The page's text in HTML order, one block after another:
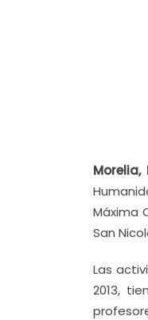
Máxima
San
Las
2013,